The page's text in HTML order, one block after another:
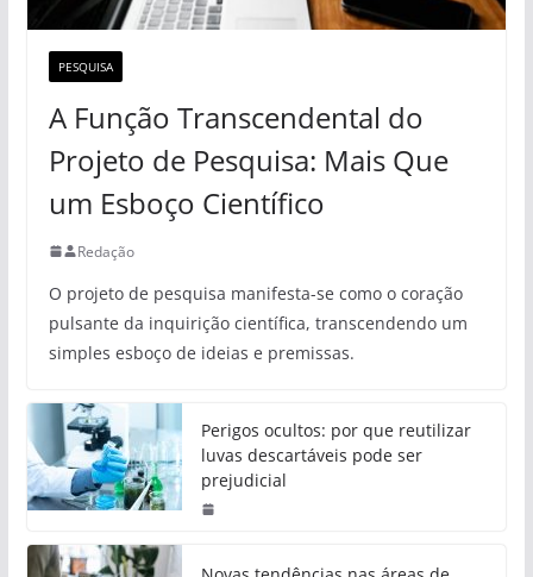
PESQUISA
A Função Transcendental do
Projeto de Pesquisa: Mais Que
um Esboço Científico
Redação
O projeto de pesquisa manifesta-se como o coração
pulsante da inquirição científica, transcendendo um
simples esboço de ideias e premissas.
Perigos ocultos: por que reutilizar
luvas descartáveis pode ser
prejudicial